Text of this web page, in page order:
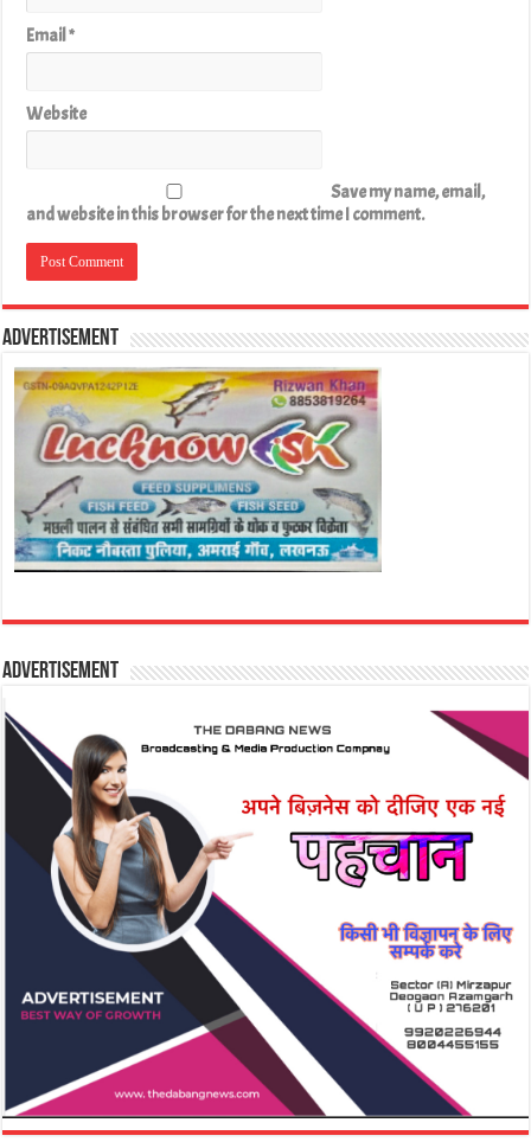
Email*
Website
Save my name, email,
and website in this browser for the next time I comment.
Advertisement
Advertisement